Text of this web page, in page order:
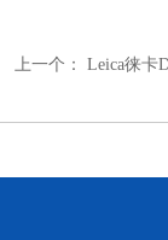
上一个： Leica徕卡